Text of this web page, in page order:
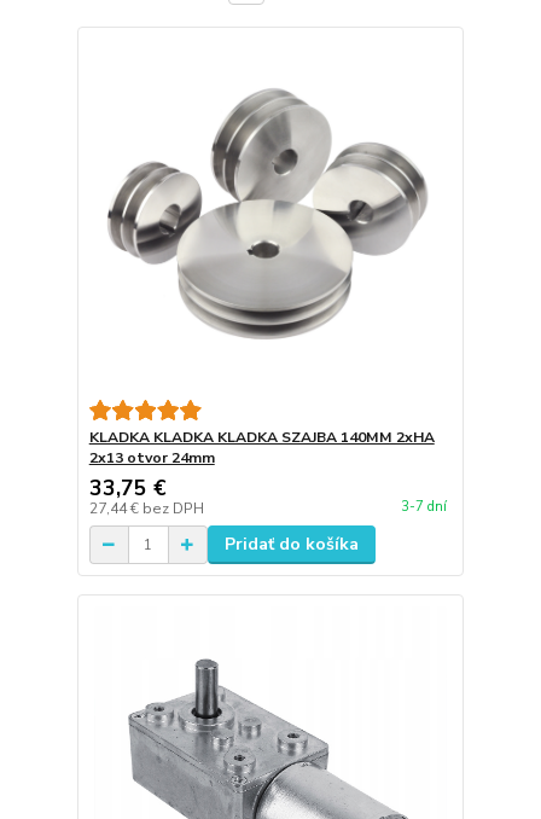
KLADKA KLADKA KLADKA SZAJBA 140MM 2xHA
2x13 otvor 24mm
33,75 €
27,44 € bez DPH 3-7 dní
Pridať do košíka